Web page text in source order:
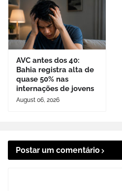
AVC antes dos 40:
Bahia registra alta de
quase 50% nas
internações de jovens
August 06, 2026
Postar um comentário